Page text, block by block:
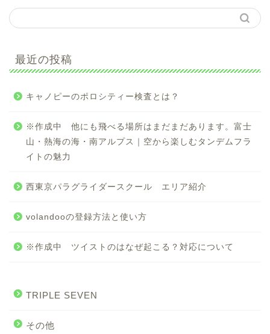
最近の投稿
キャノピーのポロシティー検査とは？
※作成中 他にも飛べる場所はまだまだあります。富士
山・熱海の海・南アルプス｜空から楽しむタンデムフラ
イトの魅力
西東京パラグライダースクール エリア紹介
volandooの登録方法と使い方
※作成中 ツイストのはなぜ起こる？対応について
TRIPLE SEVEN
その他